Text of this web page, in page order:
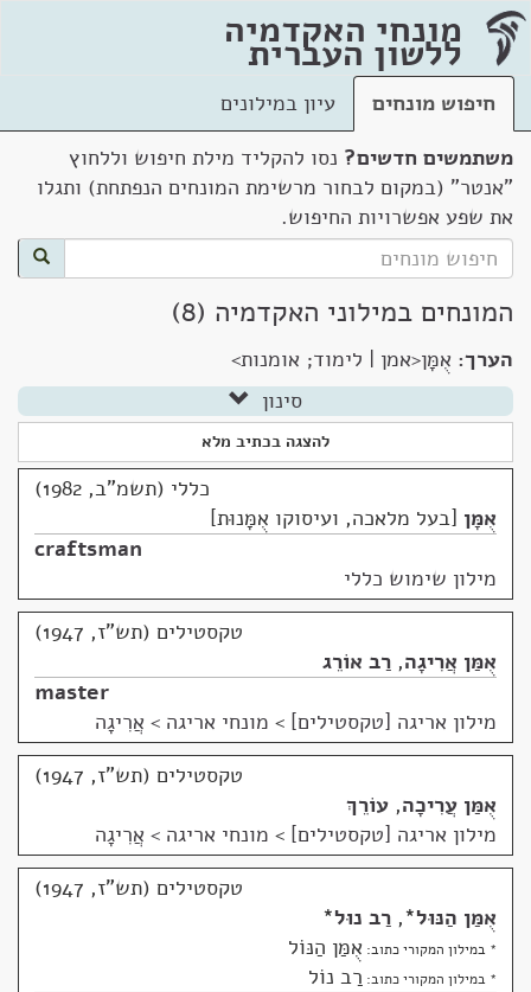
מונחי האקדמיה
ללשון העברית
חיפוש מונחים
עיון במילונים
משתמשים חדשים? נסו להקליד מילת חיפוש וללחוץ
"אנטר" (במקום לבחור מרשימת המונחים הנפתחת) ותגלו
את שפע אפשרויות החיפוש.
המונחים במילוני האקדמיה (8)
הערך: אֻמָּן<אמן | לימוד; אומנות>
סינון
להצגה בכתיב מלא
כללי (תשמ"ב, 1982)
אֻמָּן בעל מלאכה, ועיסוקו אֻמָּנוּת
craftsman
מילון שימוש כללי
טקסטילים (תש"ז, 1947)
אֻמַּן אֲרִיגָה, רַב אוֹרֵג
master
מילון אריגה [טקסטילים] > מונחי אריגה > אֲרִיגָה
טקסטילים (תש"ז, 1947)
אֻמַּן עֲרִיכָה, עוֹרֵךְ
מילון אריגה [טקסטילים] > מונחי אריגה > אֲרִיגָה
טקסטילים (תש"ז, 1947)
אֻמַּן הַנּוּל*
, רַב נוּל*
* במילון המקורי כתוב: אֻמַּן הַנּוֹל
* במילון המקורי כתוב: רַב נוֹל